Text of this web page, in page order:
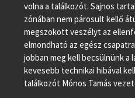
volna a találkozót. Sajnos
zónában nem párosult kellő
megszokott veszélyt az
elmondható az egész
jobban meg kell becsülnünk a
kevesebb technikai hibával
találkozót Mónos Tamás